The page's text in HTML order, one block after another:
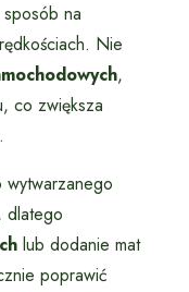
na
Nie
,
co zwiększa
wytwarzanego
dlatego
lub dodanie mat
poprawić